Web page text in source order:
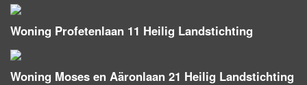
Woning Profetenlaan 11 Heilig Landstichting
Woning Moses en Aäronlaan 21 Heilig Landstichting